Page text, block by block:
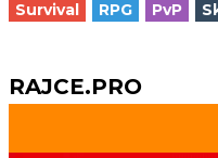
Survival RPG PvP
RAJCE.PRO